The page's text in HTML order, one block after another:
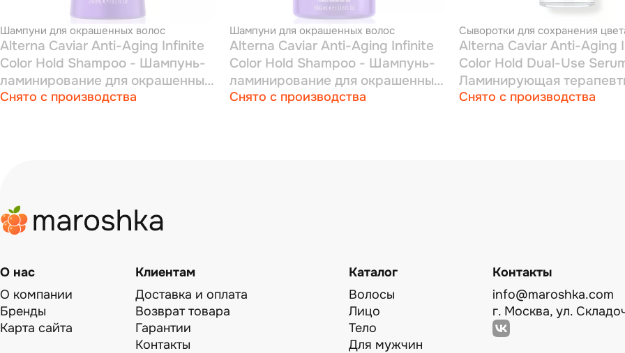
Шампуни для окрашенных волос
Alterna Caviar Anti-Aging Infinite
Color Hold Shampoo - Шампунь-
ламинирование для окрашенных
волос с комплексом фиксации
Снято с производства
Шампуни для окрашенных волос
Alterna Caviar Anti-Aging Infinite
Color Hold Shampoo - Шампунь-
ламинирование для окрашенных
волос с комплексом фиксации
Снято с производства
Сыворотки для сохранения
Alterna Caviar Anti-Aging
Color Hold Dual-Use
Ламинирующая
сыворотка двойного
Снято с производства
О нас
О компании
Бренды
Карта сайта
Клиентам
Доставка и оплата
Возврат товара
Гарантии
Контакты
Каталог
Волосы
Лицо
Тело
Для мужчин
Контакты
info@maroshka.com
г. Москва, ул.